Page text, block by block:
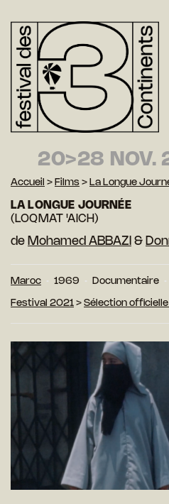
20>28 NOV.
Accueil > Films > La Longue
LA LONGUE JOURNÉE
(LOQMAT 'AICH)
de Mohamed ABBAZI &
Maroc 1969 Documentaire
Festival 2021 > Sélection